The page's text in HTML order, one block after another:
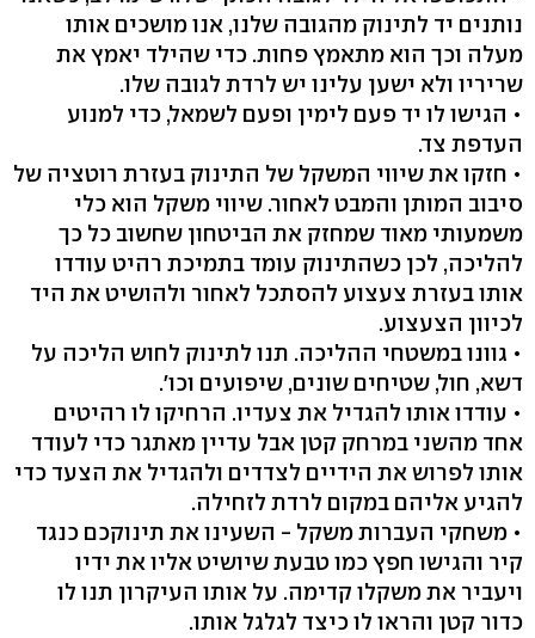
נותנים יד לתינוק מהגובה שלנו, אנו מושכים אותו
מעלה וכך הוא מתאמץ פחות. כדי שהילד יאמץ את
שריריו ולא ישען עלינו יש לרדת לגובה שלו.
• הגישו לו יד פעם לימין ופעם לשמאל, כדי למנוע
העדפת צד.
• חזקו את שיווי המשקל של התינוק בעזרת רוטציה של
סיבוב המותן והמבט לאחור. שיווי משקל הוא כלי
משמעותי מאוד שמחזק את הביטחון שחשוב כל כך
להליכה, לכן כשהתינוק עומד בתמיכת רהיט עודדו
אותו בעזרת צעצוע להסתכל לאחור ולהושיט את היד
לכיוון הצעצוע.
• גוונו במשטחי ההליכה. תנו לתינוק לחוש הליכה על
דשא, חול, שטיחים שונים, שיפועים וכו'.
• עודדו אותו להגדיל את צעדיו. הרחיקו לו רהיטים
אחד מהשני במרחק קטן אבל עדיין מאתגר כדי לעודד
אותו לפרוש את הידיים לצדדים ולהגדיל את הצעד כדי
להגיע אליהם במקום לרדת לזחילה.
• משחקי העברות משקל - השעינו את תינוקכם כנגד
קיר והגישו חפץ כמו טבעת שיושיט אליו את ידיו
ויעביר את משקלו קדימה. על אותו העיקרון תנו לו
כדור קטן והראו לו כיצד לגלגל אותו.